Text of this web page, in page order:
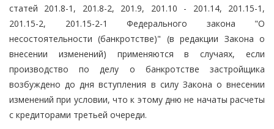
статей 201.8-1, 201.8-2, 201.9, 201.10 - 201.14, 201.15-1,
201.15-2, 201.15-2-1 Федерального закона "О
несостоятельности (банкротстве)" (в редакции Закона о
внесении изменений) применяются в случаях, если
производство по делу о банкротстве застройщика
возбуждено до дня вступления в силу Закона о внесении
изменений при условии, что к этому дню не начаты расчеты
с кредиторами третьей очереди.